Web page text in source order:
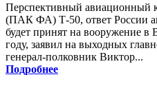
Перспективный авиационный
(ПАК ФА) Т-50, ответ России
будет принят на вооружение
году, заявил на выходных
генерал-полковник Виктор...
Подробнее